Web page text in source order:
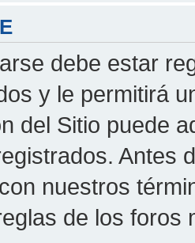
debe estar
y le permitirá
del Sitio puede
Antes
nuestros
de los foros